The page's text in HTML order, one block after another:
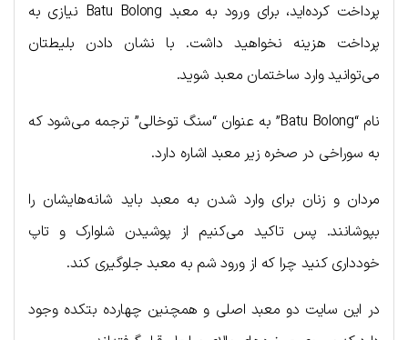
پرداخت کرده‌اید، برای ورود به معبد Batu Bolong نیازی به
پرداخت هزینه نخواهید داشت. با نشان دادن بلیطتان
می‌توانید وارد ساختمان معبد شوید.
نام “Batu Bolong” به عنوان “سنگ توخالی” ترجمه می‌شود که
به سوراخی در صخره زیر معبد اشاره دارد.
مردان و زنان برای وارد شدن به معبد باید شانه‌هایشان را
بپوشانند. پس تاکید می‌کنیم از پوشیدن شلوارک و تاپ
خودداری کنید چرا که از ورود شم به معبد جلوگیری کند.
در این سایت دو معبد اصلی و همچنین چهارده بتکده وجود